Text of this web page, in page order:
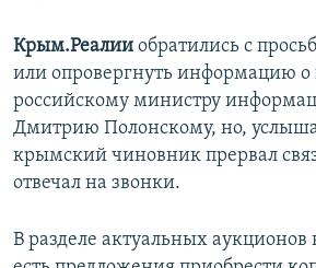
Крым.Реалии обратились с
или опровергнуть информацию о
российскому министру
Дмитрию Полонскому, но,
крымский чиновник прервал
отвечал на звонки.
В разделе актуальных